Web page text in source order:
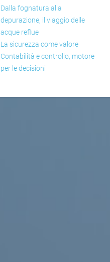
Dalla fognatura alla
depurazione, il viaggio delle
acque reflue
La sicurezza come valore
Contabilità e controllo, motore
per le decisioni